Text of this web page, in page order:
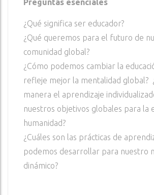
Preguntas esenciales
¿Qué significa ser educador?
¿Qué queremos para el futuro de
comunidad global?
¿Cómo podemos cambiar la
refleje mejor la mentalidad global?
manera el aprendizaje
nuestros objetivos globales para la
humanidad?
¿Cuáles son las prácticas de
podemos desarrollar para nuestro
dinámico?